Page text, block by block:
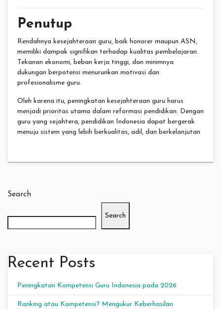
Penutup
Rendahnya kesejahteraan guru, baik honorer maupun ASN,
memiliki dampak signifikan terhadap kualitas pembelajaran.
Tekanan ekonomi, beban kerja tinggi, dan minimnya
dukungan berpotensi menurunkan motivasi dan
profesionalisme guru.
Oleh karena itu, peningkatan kesejahteraan guru harus
menjadi prioritas utama dalam reformasi pendidikan. Dengan
guru yang sejahtera, pendidikan Indonesia dapat bergerak
menuju sistem yang lebih berkualitas, adil, dan berkelanjutan
Search
Search
Recent Posts
Peningkatan Kompetensi Guru Indonesia pada 2026
Ranking atau Kompetensi? Mengukur Keberhasilan